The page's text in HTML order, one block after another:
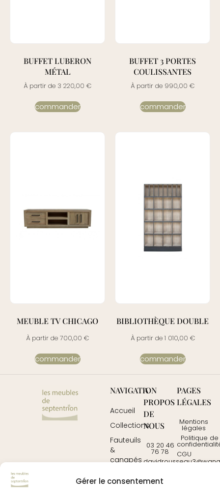
Gérer le consentement
BUFFET LUBERON
MÉTAL
À partir de 3 220,00 €
commander
BUFFET 3 PORTES
COULISSANTES
À partir de 990,00 €
commander
MEUBLE TV CHICAGO
À partir de 700,00 €
commander
BIBLIOTHÈQUE DOUBLE
À partir de 1 010,00 €
commander
NAVIGATION
Accueil
Collections
Fauteuils
&
canapés
A
PROPOS
DE
NOUS
03 20 46
76 78
nous
PAGES
LÉGALES
Mentions
légales
Politique de
CGU